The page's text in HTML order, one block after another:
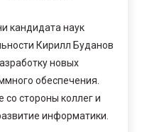
кандидата наук
Кирилл Буданов
новых
обеспечения.
со стороны коллег и
информатики.